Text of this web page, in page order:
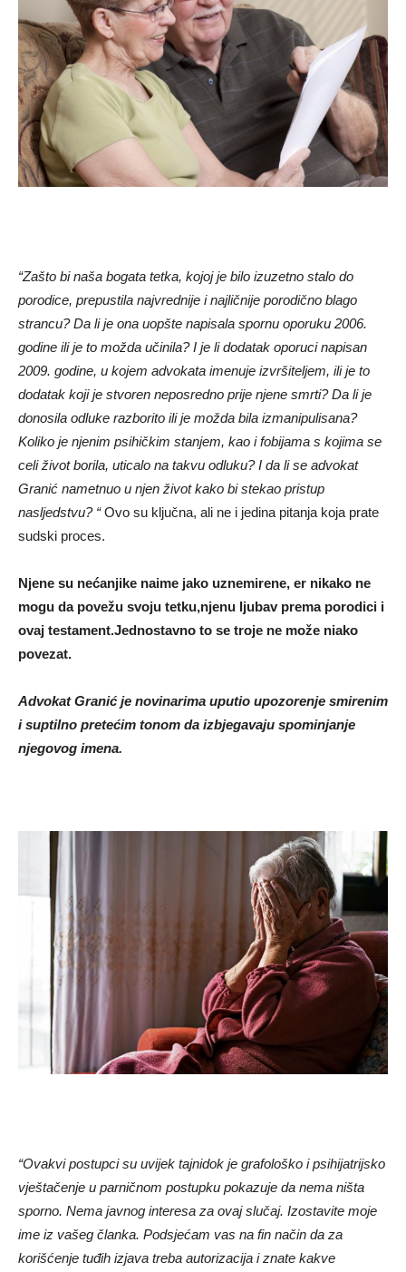
“Zašto bi naša bogata tetka, kojoj je bilo izuzetno stalo do
porodice, prepustila najvrednije i najličnije porodično blago
strancu? Da li je ona uopšte napisala spornu oporuku 2006.
godine ili je to možda učinila? I je li dodatak oporuci napisan
2009. godine, u kojem advokata imenuje izvršiteljem, ili je to
dodatak koji je stvoren neposredno prije njene smrti? Da li je
donosila odluke razborito ili je možda bila izmanipulisana?
Koliko je njenim psihičkim stanjem, kao i fobijama s kojima se
celi život borila, uticalo na takvu odluku? I da li se advokat
Granić nametnuo u njen život kako bi stekao pristup
nasljedstvu? “Ovo su ključna, ali ne i jedina pitanja koja prate
sudski proces.
Njene su nećanjike naime jako uznemirene, er nikako ne
mogu da povežu svoju tetku,njenu ljubav prema porodici i
ovaj testament.Jednostavno to se troje ne može niako
povezat.
Advokat Granić je novinarima uputio upozorenje smirenim
i suptilno pretećim tonom da izbjegavaju spominjanje
njegovog imena.
“Ovakvi postupci su uvijek tajnidok je grafološko i psihijatrijsko
vještačenje u parničnom postupku pokazuje da nema ništa
sporno. Nema javnog interesa za ovaj slučaj. Izostavite moje
ime iz vašeg članka. Podsjećam vas na fin način da za
korišćenje tuđih izjava treba autorizacija i znate kakve